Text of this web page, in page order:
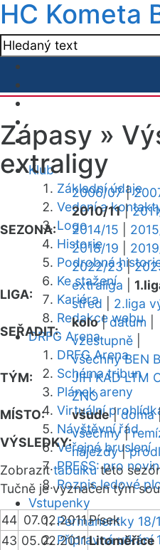
HC Kometa
Klub
Základní údaje
Vedení a
Logo
Historie
Podrobná
Ke stažení
Kariéra
Redakce webu
DRFG Arena
DRFG Arena
Schéma tribun
Plánek areny
Virtuální
Návštěvní řád
Veřejné bruslení
PRESS: pro
Rozpis ledové
Vstupenky
Permanentky 18/
Přípravná utkání
Zápasy »
extraligy
SEZONA:
2006/07|
2010/11|
2014/15
2018/19
2022/23|
LIGA:
extraliga
střed
2.liga
SEŘADIT:
kolo|datum
vzestupně
TÝM:
všechny BEN
JIH KAD LTM
ZNO
MÍSTO:
všude|doma
VÝSLEDKY:
všechny|
nájezdy|
Zobrazittabulkutéto
Tučně je vyznačen tým
44 07.02.2011Písek
43 05.02.2011Litoměřice